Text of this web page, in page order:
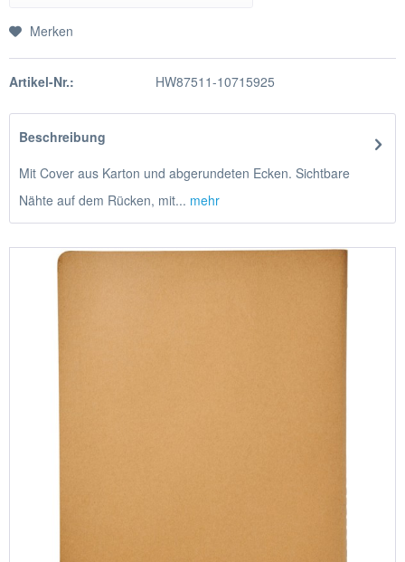
Merken
Artikel-Nr.: HW87511-10715925
Beschreibung
Mit Cover aus Karton und abgerundeten Ecken. Sichtbare
Nähte auf dem Rücken, mit... mehr